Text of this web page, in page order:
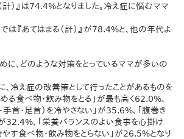
計）』は74.4%となりました。冷え症に悩むママ
は『あてはまる（計）』が78.4%と、他の年代よ
に、どのような対策をとっているママが多いの
冷え症の改善策として行ったことがあるものを
る食べ物・飲み物をとる」が最も高く62.0%、
手首・足首）を冷やさない」が35.6%、「腹巻き
32.4%、「栄養バランスのよい食事を心掛け
やす食べ物・飲み物をとらない」が26.5%となり